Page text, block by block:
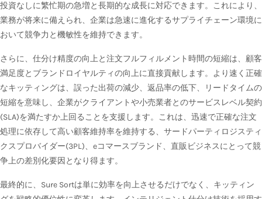
投資なしに繁忙期の急増と長期的な成長に対応できます。これにより、
業務が将来に備えられ、企業は急速に進化するサプライチェーン環境に
おいて競争力と機敏性を維持できます。
さらに、仕分け精度の向上と注文フルフィルメント時間の短縮は、顧客
満足度とブランドロイヤルティの向上に直接貢献します。より速く正確
なキッティングは、誤った出荷の減少、返品率の低下、リードタイムの
短縮を意味し、企業がクライアントや小売業者とのサービスレベル契約
(SLA)を満たすか上回ることを支援します。これは、迅速で正確な注文
処理に依存して高い顧客維持率を維持する、サードパーティロジスティ
クスプロバイダー(3PL)、eコマースブランド、直販ビジネスにとって競
争上の差別化要因となり得ます。
最終的に、Sure Sortは単に効率を向上させるだけでなく、キッティン